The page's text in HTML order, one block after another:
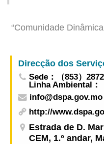
Quinquenal de
da Região
(2026-2030)
“Comunidade
Sede：（853）
Linha Ambiental：
info@dspa.gov.mo
http://
Estrada de D.
CEM, 1.º andar,